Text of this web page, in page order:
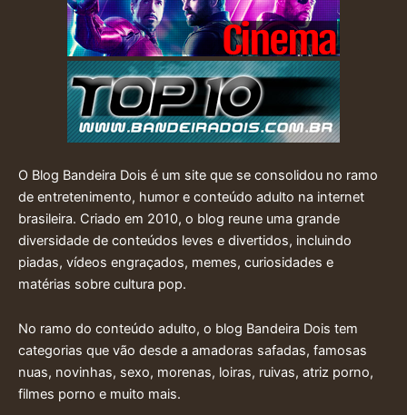
O Blog Bandeira Dois é um site que se consolidou no ramo
de entretenimento, humor e conteúdo adulto na internet
brasileira. Criado em 2010, o blog reune uma grande
diversidade de conteúdos leves e divertidos, incluindo
piadas, vídeos engraçados, memes, curiosidades e
matérias sobre cultura pop.
No ramo do conteúdo adulto, o blog Bandeira Dois tem
categorias que vão desde a amadoras safadas, famosas
nuas, novinhas, sexo, morenas, loiras, ruivas, atriz porno,
filmes porno e muito mais.